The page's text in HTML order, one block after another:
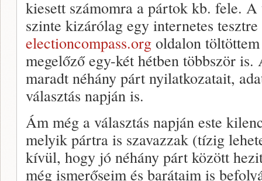
kiesett számomra a pártok kb. fele.
szinte kizárólag egy internetes
electioncompass.org oldalon
megelőző egy-két hétben többször
maradt néhány párt nyilatkozatait,
választás napján is.
Ám még a választás napján este
melyik pártra is szavazzak (tízig
kívül, hogy jó néhány párt között
még ismerőseim és barátaim is